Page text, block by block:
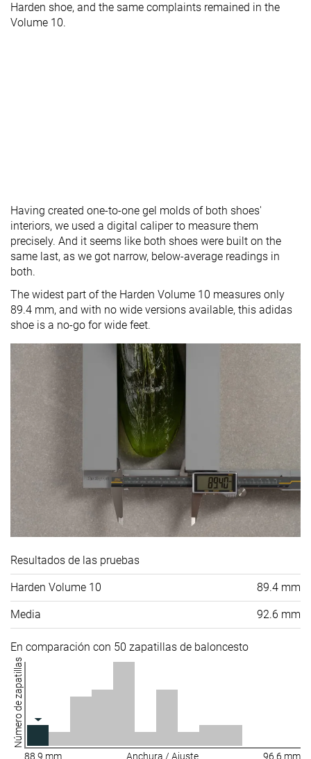
Harden shoe, and the same complaints remained in the
Volume 10.
Having created one-to-one gel molds of both shoes'
interiors, we used a digital caliper to measure them
precisely. And it seems like both shoes were built on the
same last, as we got narrow, below-average readings in
both.
The widest part of the Harden Volume 10 measures only
89.4 mm, and with no wide versions available, this adidas
shoe is a no-go for wide feet.
Resultados de las pruebas
Harden Volume 10 89.4 mm
Media 92.6 mm
En comparación con 50 zapatillas de baloncesto
Número de zapatillas
88.9 mm Anchura / Ajuste 96.6 mm